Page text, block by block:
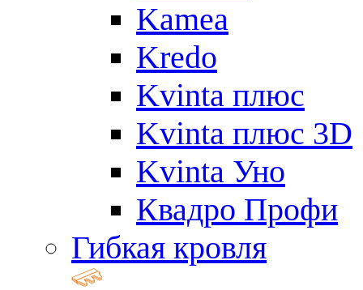
Kamea
Kredo
Kvinta плюс
Kvinta плюс 3D
Kvinta Уно
Квадро Профи
Гибкая кровля